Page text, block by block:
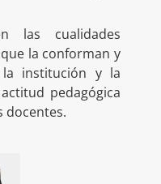
las cualidades
la conforman y
institución y la
pedagógica
docentes.